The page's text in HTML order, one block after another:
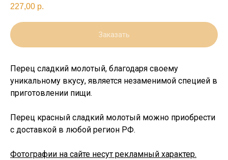
227,00 р.
Заказать
Перец сладкий молотый, благодаря своему
уникальному вкусу, является незаменимой специей в
приготовлении пищи.
Перец красный сладкий молотый можно приобрести
с доставкой в любой регион РФ.
Фотографии на сайте несут рекламный характер.